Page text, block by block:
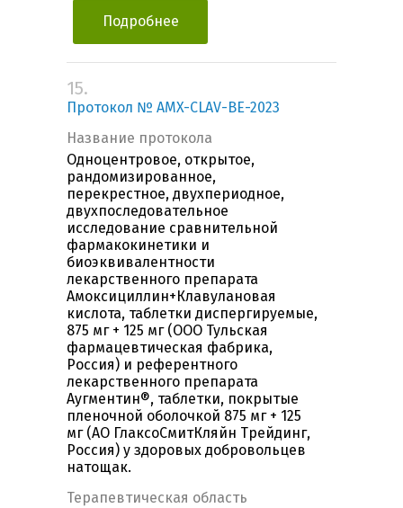
Подробнее
15.
Протокол № AMX-CLAV-BE-2023
Название протокола
Одноцентровое, открытое,
рандомизированное,
перекрестное, двухпериодное,
двухпоследовательное
исследование сравнительной
фармакокинетики и
биоэквивалентности
лекарственного препарата
Амоксициллин+Клавулановая
кислота, таблетки диспергируемые,
875 мг + 125 мг (ООО Тульская
фармацевтическая фабрика,
Россия) и референтного
лекарственного препарата
Аугментин®, таблетки, покрытые
пленочной оболочкой 875 мг + 125
мг (АО ГлаксоСмитКляйн Трейдинг,
Россия) у здоровых добровольцев
натощак.
Терапевтическая область